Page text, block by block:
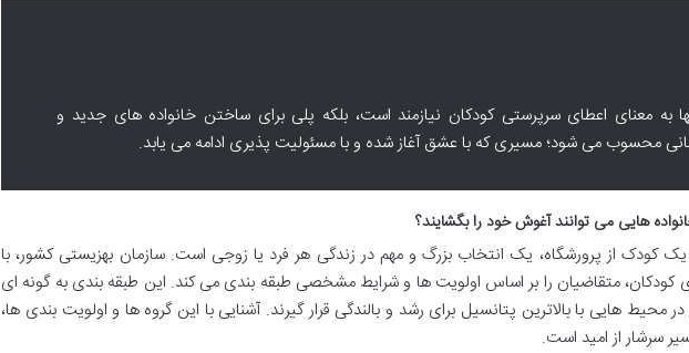
به معنای اعطای سرپرستی کودکان نیازمند است، بلکه پلی برای ساختن خانواده های جدید و
محسوب می شود؛ مسیری که با عشق آغاز شده و با مسئولیت پذیری ادامه می یابد.
هایی می توانند آغوش خود را بگشایند؟
کودک از پرورشگاه، یک انتخاب بزرگ و مهم در زندگی هر فرد یا زوجی است. سازمان بهزیستی کشور، با
کودکان، متقاضیان را بر اساس اولویت ها و شرایط مشخصی طبقه بندی می کند. این طبقه بندی به گونه ای
هایی با بالاترین پتانسیل برای رشد و بالندگی قرار گیرند. آشنایی با این گروه ها و اولویت بندی ها،
سرشار از امید است.